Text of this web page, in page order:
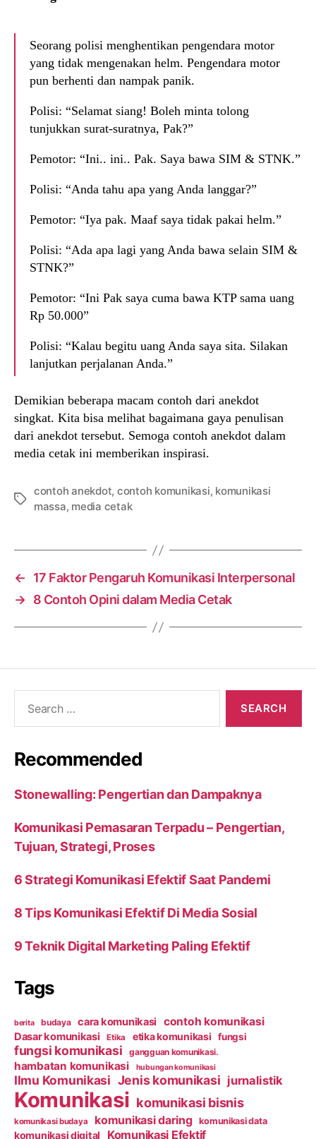
Seorang polisi menghentikan pengendara motor
yang tidak mengenakan helm. Pengendara motor
pun berhenti dan nampak panik.
Polisi: “Selamat siang! Boleh minta tolong
tunjukkan surat-suratnya, Pak?”
Pemotor: “Ini.. ini.. Pak. Saya bawa SIM & STNK.”
Polisi: “Anda tahu apa yang Anda langgar?”
Pemotor: “Iya pak. Maaf saya tidak pakai helm.”
Polisi: “Ada apa lagi yang Anda bawa selain SIM &
STNK?”
Pemotor: “Ini Pak saya cuma bawa KTP sama uang
Rp 50.000”
Polisi: “Kalau begitu uang Anda saya sita. Silakan
lanjutkan perjalanan Anda.”
Demikian beberapa macam contoh dari anekdot
singkat. Kita bisa melihat bagaimana gaya penulisan
dari anekdot tersebut. Semoga contoh anekdot dalam
media cetak ini memberikan inspirasi.
Tags
contoh anekdot, contoh komunikasi, komunikasi
massa, media cetak
←
17 Faktor Pengaruh Komunikasi Interpersonal
→ 8 Contoh Opini dalam Media Cetak
Recommended
Stonewalling: Pengertian dan Dampaknya
Komunikasi Pemasaran Terpadu – Pengertian,
Tujuan, Strategi, Proses
6 Strategi Komunikasi Efektif Saat Pandemi
8 Tips Komunikasi Efektif Di Media Sosial
9 Teknik Digital Marketing Paling Efektif
Tags
berita budaya cara komunikasi contoh komunikasi
Dasar komunikasi Etika etika komunikasi fungsi
fungsi komunikasi gangguan komunikasi.
hambatan komunikasi hubungan komunikasi
Ilmu Komunikasi Jenis komunikasi jurnalistik
Komunikasi komunikasi bisnis
komunikasi budaya komunikasi daring komunikasi data
komunikasi digital Komunikasi Efektif